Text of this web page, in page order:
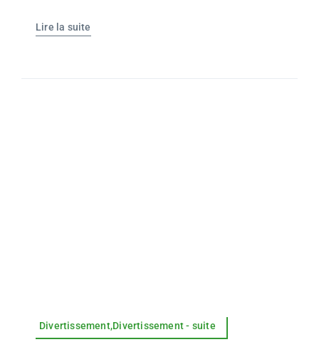
Lire la suite
Divertissement,Divertissement - suite